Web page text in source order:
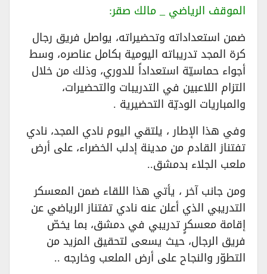
الموقف الرياضي _ مالك صقر:
ضمن استعداداته وتحضيراته، يواصل فريق رجال
كرة المجد تدريباته اليومية بكامل عناصره، وسط
أجواء حماسيّة استعداداً للدوري، وذلك من خلال
التزام اللاعبين في التدريبات والتحضيرات،
والمباريات الوديّة التحضيرية .
وفي هذا الإطار ، يلتقي اليوم نادي المجد، نادي
تفتناز القادم من مدينة إدلب الخضراء، على أرض
ملعب الجلاء بدمشق..
ومن جانب آخر ، يأتي هذا اللقاء ضمن المعسكر
التدريبي الذي أعلن عنه نادي تفتناز الرياضي عن
إقامة معسكرٍ تدريبي في دمشق، بما يخصّ
فريق الرجال، حيث يسعى لتحقيق المزيد من
التطوّر والنجاح على أرض الملعب وخارجه ..